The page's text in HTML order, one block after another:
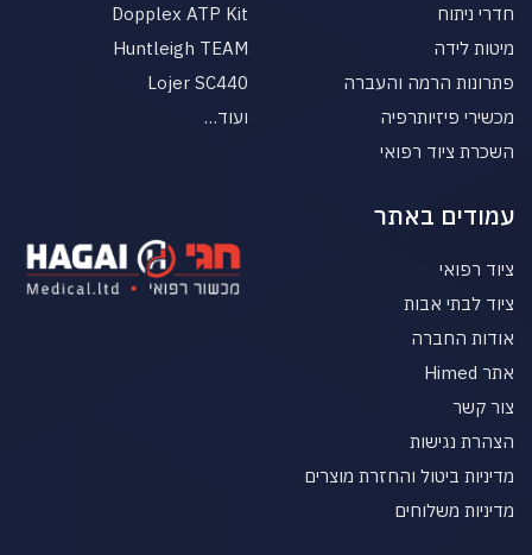
חדרי ניתוח
מיטות לידה
פתרונות הרמה והעברה
מכשירי פיזיותרפיה
השכרת ציוד רפואי
Dopplex ATP Kit
Huntleigh TEAM
Lojer SC440
ועוד…
עמודים באתר
ציוד רפואי
ציוד לבתי אבות
אודות החברה
אתר Himed
צור קשר
הצהרת נגישות
מדיניות ביטול והחזרת מוצרים
מדיניות משלוחים